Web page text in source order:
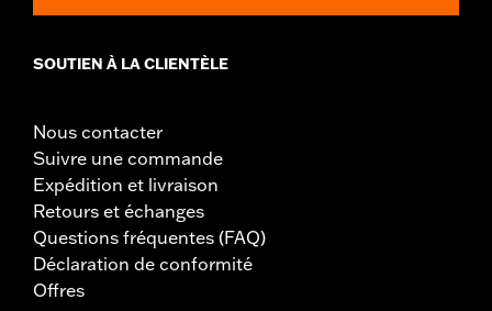
SOUTIEN À LA CLIENTÈLE
Nous contacter
Suivre une commande
Expédition et livraison
Retours et échanges
Questions fréquentes (FAQ)
Déclaration de conformité
Offres